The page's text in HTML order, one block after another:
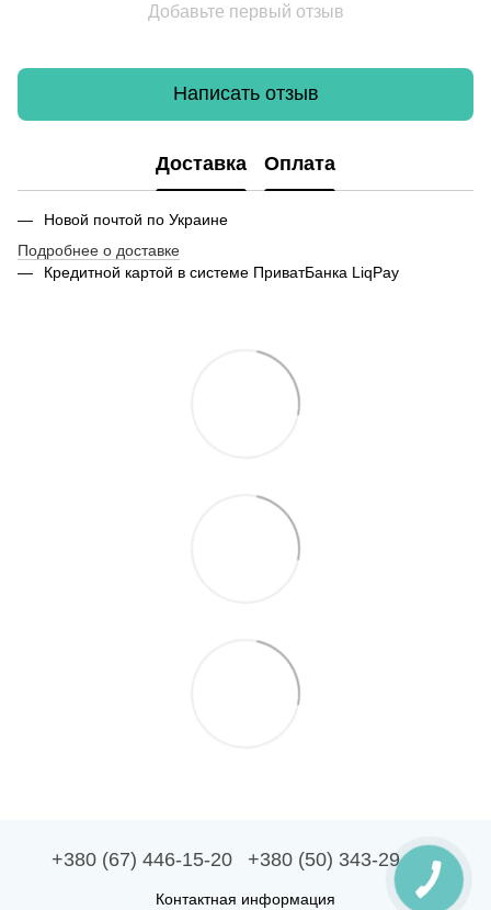
Добавьте первый отзыв
Написать отзыв
Доставка Оплата
Новой почтой по Украине
Подробнее о доставке
Кредитной картой в системе ПриватБанка LiqPay
+380 (67) 446-15-20 +380 (50) 343-29-10
Контактная информация